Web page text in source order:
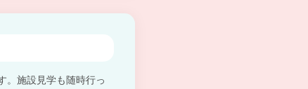
。施設見学も随時行っ